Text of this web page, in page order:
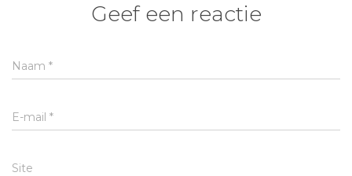
Geef een reactie
Naam *
E-mail *
Site